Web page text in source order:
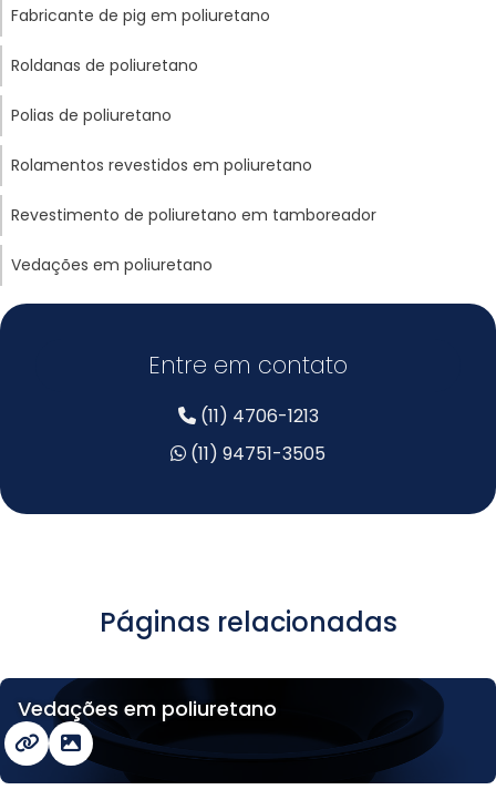
Fabricante de pig em poliuretano
Roldanas de poliuretano
Polias de poliuretano
Rolamentos revestidos em poliuretano
Revestimento de poliuretano em tamboreador
Vedações em poliuretano
Entre em contato
(11) 4706-1213
(11) 94751-3505
Páginas relacionadas
Vedações em poliuretano